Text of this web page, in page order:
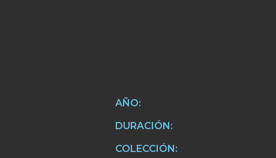
AÑO:
DURACIÓN:
COLECCIÓN: